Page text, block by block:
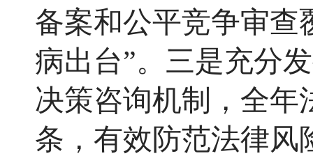
备案和公平竞争审查
病出台”。三是充分
决策咨询机制，全年
条，有效防范法律风